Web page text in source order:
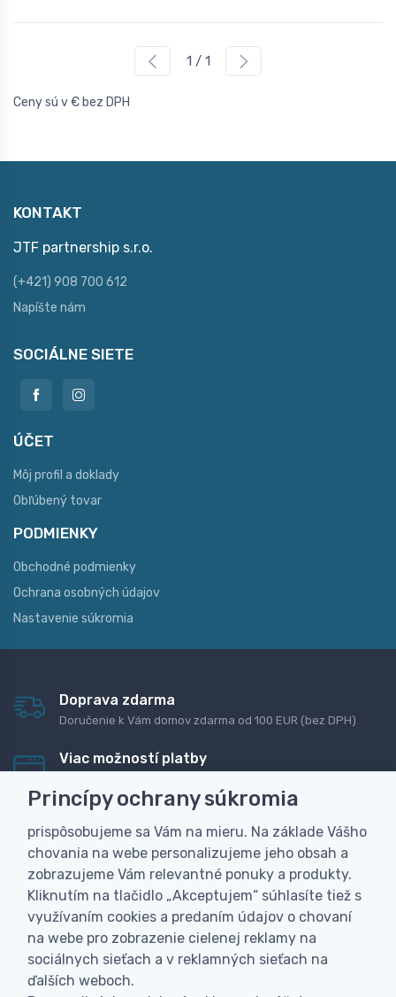
1 / 1
Ceny sú v € bez DPH
KONTAKT
JTF partnership s.r.o.
(+421) 908 700 612
Napíšte nám
SOCIÁLNE SIETE
ÚČET
Môj profil a doklady
Obľúbený tovar
PODMIENKY
Obchodné podmienky
Ochrana osobných údajov
Nastavenie súkromia
Doprava zdarma
Doručenie k Vám domov zdarma od 100 EUR (bez DPH)
Viac možností platby
dobierku
Personalizácia
Vyrobíme Vám vlastný originálny darček
Skúsenosť
Široký sortiment, z ktorého Vám pomôžeme vybrať
Princípy ochrany súkromia
prispôsobujeme sa Vám na mieru. Na základe Vášho
chovania na webe personalizujeme jeho obsah a
zobrazujeme Vám relevantné ponuky a produkty.
Kliknutím na tlačidlo „Akceptujem“ súhlasíte tiež s
využívaním cookies a predaním údajov o chovaní
na webe pro zobrazenie cielenej reklamy na
sociálnych sieťach a v reklamných sieťach na
ďalších weboch.